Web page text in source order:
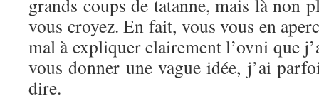
grands coups de tatanne, mais là non
vous croyez. En fait, vous vous en
mal à expliquer clairement l’ovni que
vous donner une vague idée, j’ai
dire.